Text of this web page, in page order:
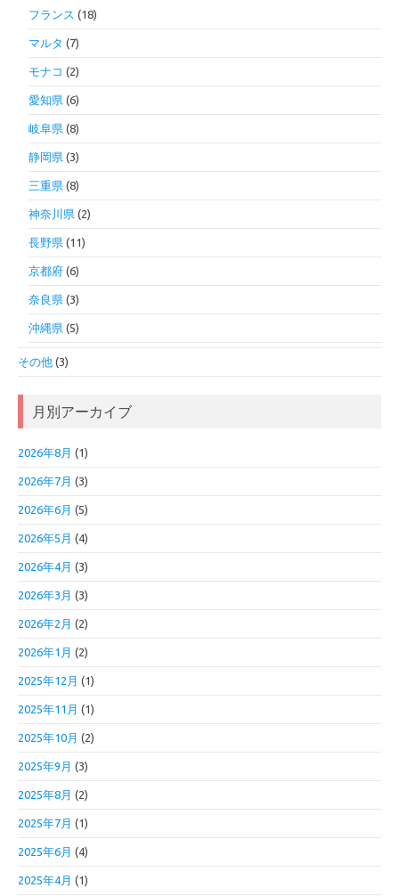
フランス (18)
マルタ (7)
モナコ (2)
愛知県 (6)
岐阜県 (8)
静岡県 (3)
三重県 (8)
神奈川県 (2)
長野県 (11)
京都府 (6)
奈良県 (3)
沖縄県 (5)
その他 (3)
月別アーカイブ
2026年8月 (1)
2026年7月 (3)
2026年6月 (5)
2026年5月 (4)
2026年4月 (3)
2026年3月 (3)
2026年2月 (2)
2026年1月 (2)
2025年12月 (1)
2025年11月 (1)
2025年10月 (2)
2025年9月 (3)
2025年8月 (2)
2025年7月 (1)
2025年6月 (4)
2025年4月 (1)